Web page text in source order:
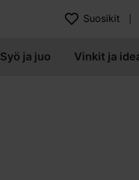
Suosikit
Syö ja juo Vinkit ja